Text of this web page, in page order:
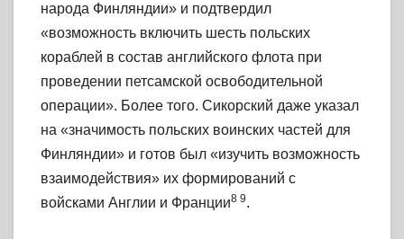
народа Финляндии» и подтвердил
«возможность включить шесть польских
кораблей в состав английского флота при
проведении петсамской освободительной
операции». Более того. Сикорский даже указал
на «значимость польских воинских частей для
Финляндии» и готов был «изучить возможность
взаимодействия» их формирований с
войсками Англии и Франции8 9.